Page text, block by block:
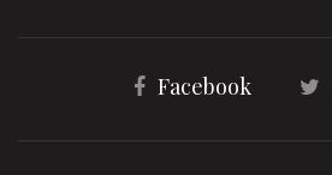
Facebook